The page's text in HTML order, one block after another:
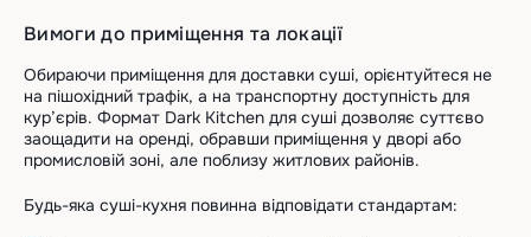
Вимоги до приміщення та локації
Обираючи приміщення для доставки суші, орієнтуйтеся не
на пішохідний трафік, а на транспортну доступність для
кур’єрів. Формат Dark Kitchen для суші дозволяє суттєво
заощадити на оренді, обравши приміщення у дворі або
промисловій зоні, але поблизу житлових районів.
Будь-яка суші-кухня повинна відповідати стандартам: